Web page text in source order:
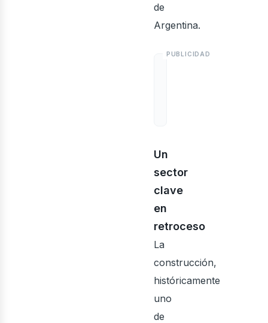
de
Argentina.
Un
sector
clave
en
retroceso
La
construcción,
históricamente
uno
de